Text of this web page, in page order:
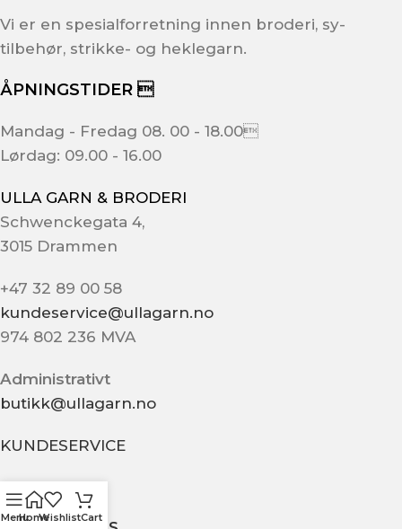
Vi er en spesialforretning innen broderi, sy-
tilbehør, strikke- og heklegarn.
ÅPNINGSTIDER 
Mandag - Fredag 08. 00 - 18.00
Lørdag: 09.00 - 16.00
ULLA GARN & BRODERI
Schwenckegata 4,
3015 Drammen
+47 32 89 00 58
kundeservice@ullagarn.no
974 802 236 MVA
Administrativt
butikk@ullagarn.no
KUNDESERVICE
OM OSS
MenuHomeWishlistCart